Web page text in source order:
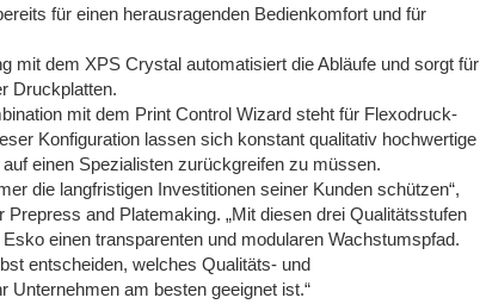
für einen herausragenden Bedienkomfort und für
mit dem XPS Crystal automatisiert die Abläufe und sorgt für
Druckplatten.
mit dem Print Control Wizard steht für Flexodruck-
Konfiguration lassen sich konstant qualitativ hochwertige
einen Spezialisten zurückgreifen zu müssen.
die langfristigen Investitionen seiner Kunden schützen“,
and Platemaking. „Mit diesen drei Qualitätsstufen
einen transparenten und modularen Wachstumspfad.
entscheiden, welches Qualitäts- und
Unternehmen am besten geeignet ist.“